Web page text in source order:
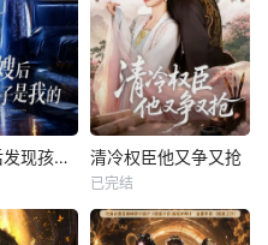
当上月嫂后发现孩子是我的 清冷权臣他又争又抢
已完结